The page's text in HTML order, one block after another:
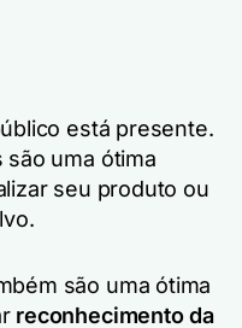
está presente.
uma ótima
seu produto ou
são uma ótima
reconhecimento da